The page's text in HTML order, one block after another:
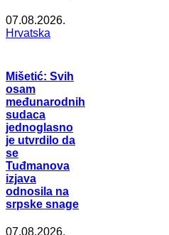
07.08.2026.
Hrvatska
Mišetić: Svih
osam
međunarodnih
sudaca
jednoglasno
je utvrdilo da
se
Tuđmanova
izjava
odnosila na
srpske snage
07.08.2026.